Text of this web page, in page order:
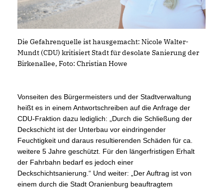
Die Gefahrenquelle ist hausgemacht: Nicole Walter-
Mundt (CDU) kritisiert Stadt für desolate Sanierung der
Birkenallee, Foto: Christian Howe
Vonseiten des Bürgermeisters und der Stadtverwaltung
heißt es in einem Antwortschreiben auf die Anfrage der
CDU-Fraktion dazu lediglich: „Durch die Schließung der
Deckschicht ist der Unterbau vor eindringender
Feuchtigkeit und daraus resultierenden Schäden für ca.
weitere 5 Jahre geschützt. Für den längerfristigen Erhalt
der Fahrbahn bedarf es jedoch einer
Deckschichtsanierung.“ Und weiter: „Der Auftrag ist von
einem durch die Stadt Oranienburg beauftragtem